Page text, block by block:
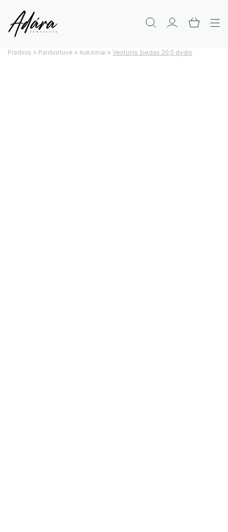
Pradinis » Parduotuve » Auksiniai » Vestunis žiedas 20,5 dydis